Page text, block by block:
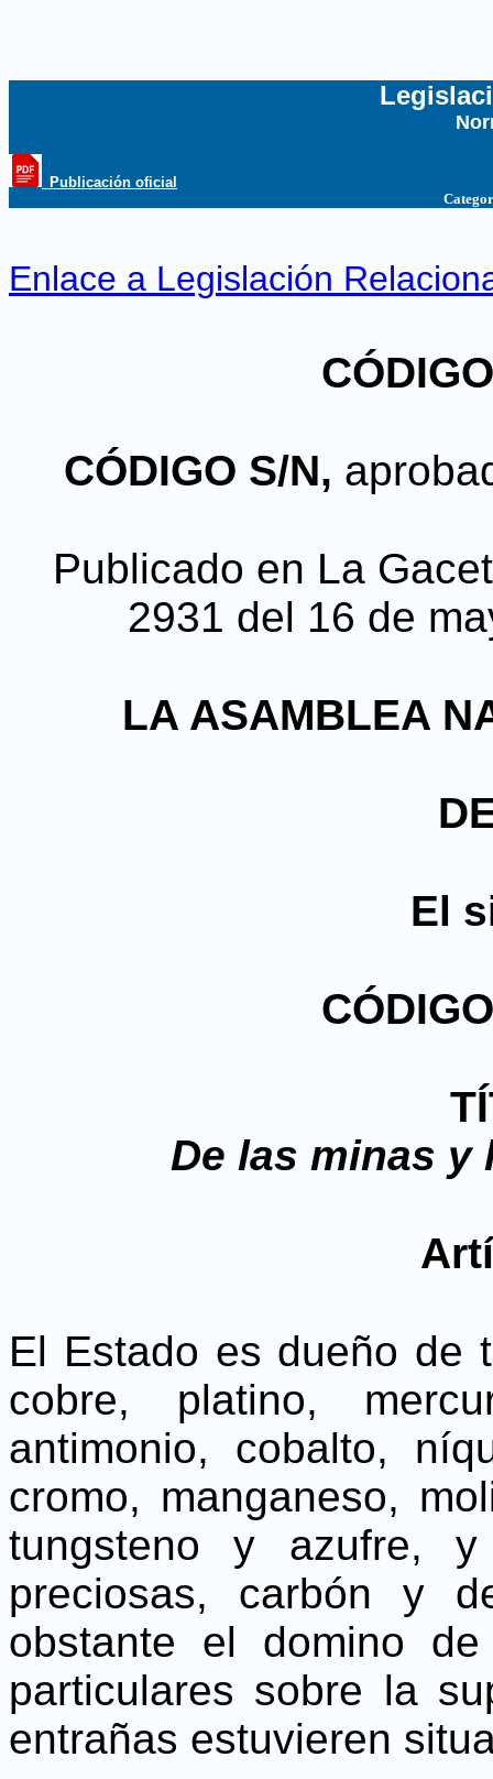
_Publicación oficial
Enlace a Legislación
CÓDIGO S/N,
Publicado en La
2931 del 16 de
LA ASAMBLEA
El
De las minas y
El Estado es dueño de
cobre, platino,
antimonio, cobalto,
cromo, manganeso,
tungsteno y azufre,
preciosas, carbón y
obstante el domino
particulares sobre la
entrañas estuvieren